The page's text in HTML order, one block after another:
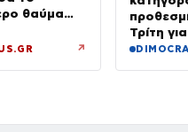
θαύμα
↗
Τρίτη